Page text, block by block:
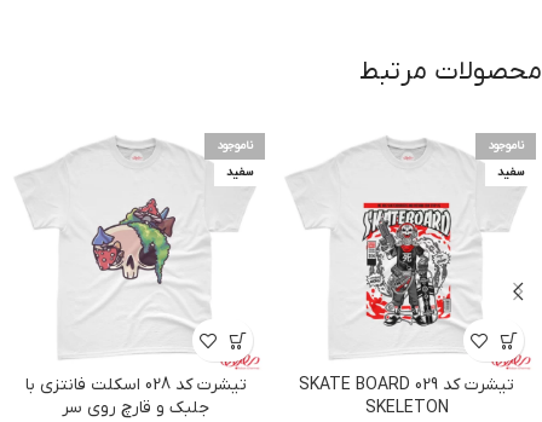
محصولات مرتبط
ناموجود
سفید
تیشرت کد 029 SKATE BOARD
SKELETON
ناموجود
سفید
تیشرت کد 028 اسکلت فانتزی با
جلبک و قارچ روی سر